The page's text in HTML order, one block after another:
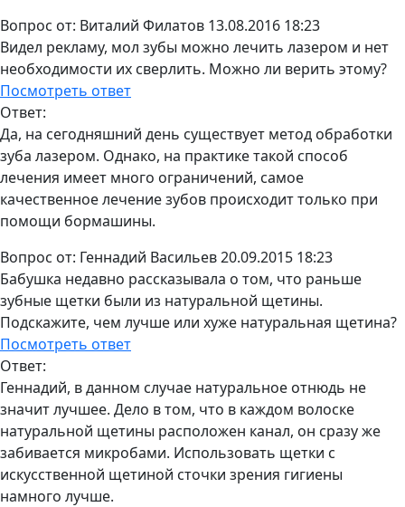
Вопрос от: Виталий Филатов 13.08.2016 18:23
Видел рекламу, мол зубы можно лечить лазером и нет
необходимости их сверлить. Можно ли верить этому?
Посмотреть ответ
Ответ:
Да, на сегодняшний день существует метод обработки
зуба лазером. Однако, на практике такой способ
лечения имеет много ограничений, самое
качественное лечение зубов происходит только при
помощи бормашины.
Вопрос от: Геннадий Васильев20.09.2015 18:23
Бабушка недавно рассказывала о том, что раньше
зубные щетки были из натуральной щетины.
Подскажите, чем лучше или хуже натуральная щетина?
Посмотреть ответ
Ответ:
Геннадий, в данном случае натуральное отнюдь не
значит лучшее. Дело в том, что в каждом волоске
натуральной щетины расположен канал, он сразу же
забивается микробами. Использовать щетки с
искусственной щетиной сточки зрения гигиены
намного лучше.